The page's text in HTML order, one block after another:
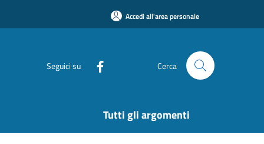
Accedi all'area personale
Seguici su Cerca
Tutti gli argomenti